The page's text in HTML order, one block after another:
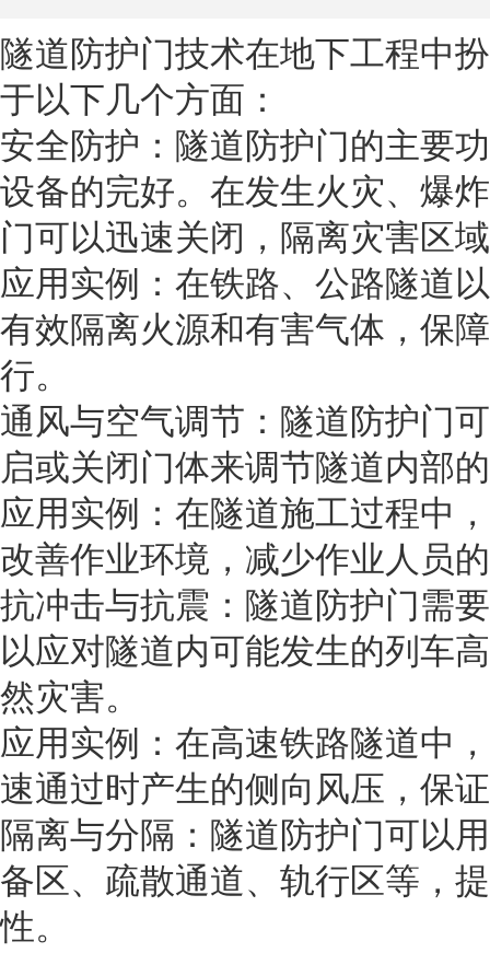
隧道防护门技术在地下工程中
于以下几个方面：
安全防护：隧道防护门的主要
设备的完好。在发生火灾、爆
门可以迅速关闭，隔离灾害区
应用实例：在铁路、公路隧道
有效隔离火源和有害气体，保
行。
通风与空气调节：隧道防护门
启或关闭门体来调节隧道内部
应用实例：在隧道施工过程中
改善作业环境，减少作业人员
抗冲击与抗震：隧道防护门需
以应对隧道内可能发生的列车
然灾害。
应用实例：在高速铁路隧道中
速通过时产生的侧向风压，保
隔离与分隔：隧道防护门可以
备区、疏散通道、轨行区等，
性。